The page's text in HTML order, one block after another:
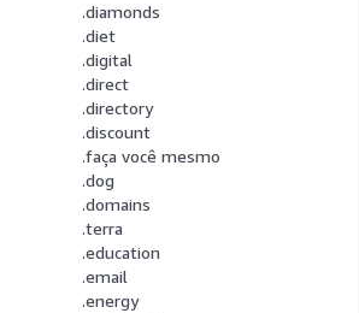
.diamonds
.diet
.digital
.direct
.directory
.discount
.faça você mesmo
.dog
.domains
.terra
.education
.email
.energy